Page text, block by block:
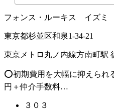
フォンス・ルーキス イズミ
東京都杉並区和泉1-34-21
東京メトロ丸ノ内線方南町駅
⭕️初期費用を大幅に抑えられ
円＋仲介手数料…
３０３